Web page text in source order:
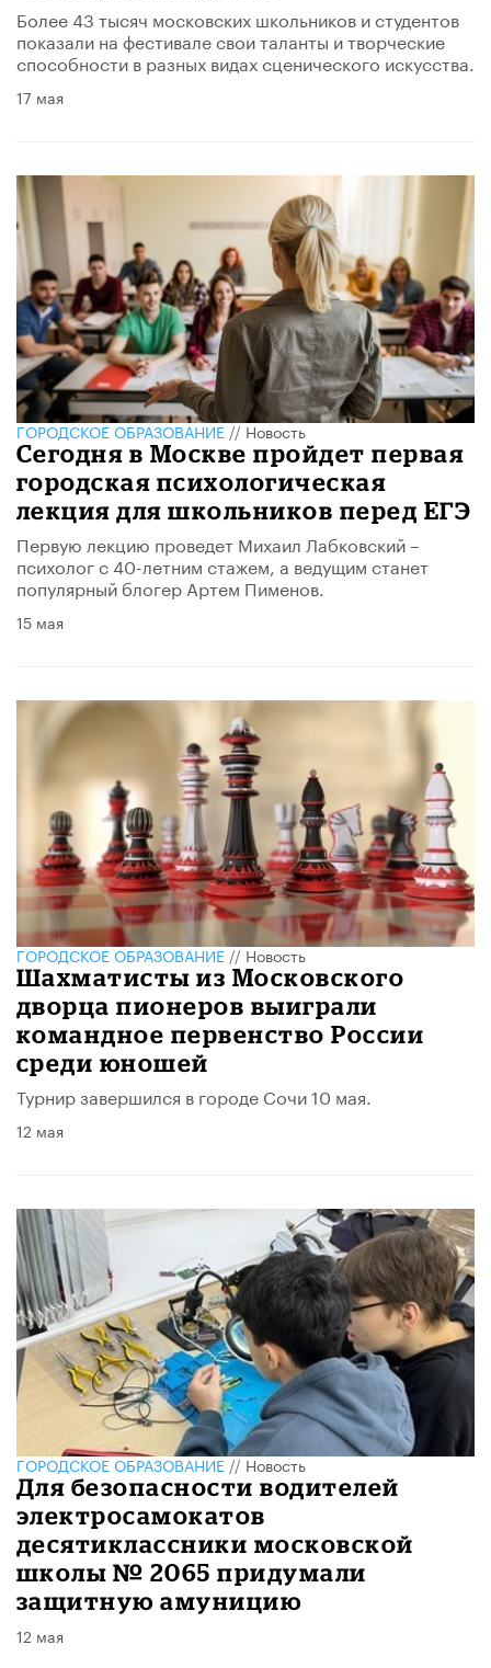
Более 43 тысяч московских школьников и студентов
показали на фестивале свои таланты и творческие
способности в разных видах сценического искусства.
17 мая
ГОРОДСКОЕ ОБРАЗОВАНИЕ//Новость
Сегодня в Москве пройдет первая
городская психологическая
лекция для школьников перед ЕГЭ
Первую лекцию проведет Михаил Лабковский –
психолог с 40-летним стажем, а ведущим станет
популярный блогер Артем Пименов.
15 мая
ГОРОДСКОЕ ОБРАЗОВАНИЕ//Новость
Шахматисты из Московского
дворца пионеров выиграли
командное первенство России
среди юношей
Турнир завершился в городе Сочи 10 мая.
12 мая
ГОРОДСКОЕ ОБРАЗОВАНИЕ//Новость
Для безопасности водителей
электросамокатов
десятиклассники московской
школы № 2065 придумали
защитную амуницию
12 мая